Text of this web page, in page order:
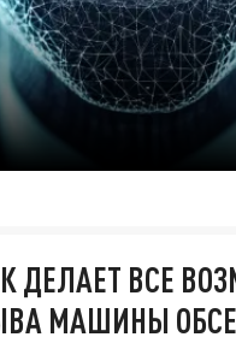
ДЕЛАЕТ ВСЕ
МАШИНЫ ОБСЕ